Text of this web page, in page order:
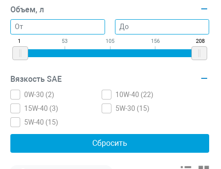
Объем, л
1 53 105 156 208
Вязкость SAE
0W-30 (2) 10W-40 (22)
15W-40 (3) 5W-30 (15)
5W-40 (15)